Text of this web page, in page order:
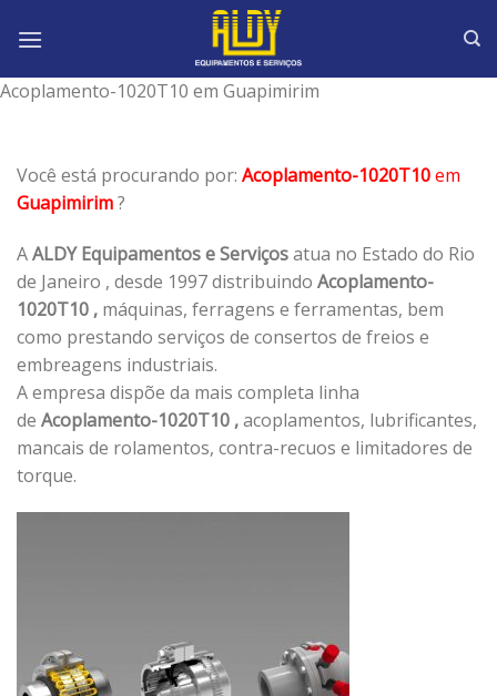
Acoplamento-1020T10 em Guapimirim
Você está procurando por: Acoplamento-1020T10em
Guapimirim?
AALDY Equipamentos e Serviçosatua no Estado do Rio
de Janeiro , desde 1997 distribuindo Acoplamento-
1020T10 , máquinas, ferragens e ferramentas, bem
como prestando serviços de consertos de freios e
embreagens industriais.
A empresa dispõe da mais completa linha
de Acoplamento-1020T10 ,acoplamentos, lubrificantes,
mancais de rolamentos, contra-recuos e limitadores de
torque.